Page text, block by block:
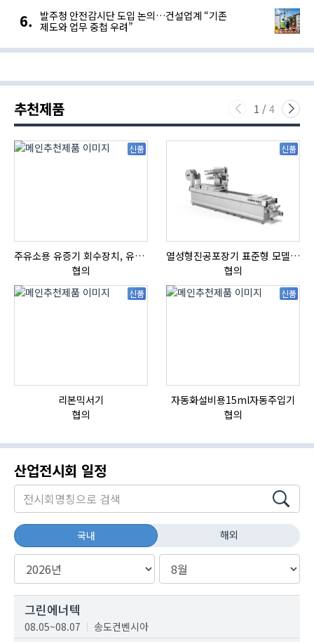
발주청 안전감시단 도입 논의…건설업계 “기존
제도와 업무 중첩 우려”
추천제품 1 / 4
신품
주유소용 유증기 회수장치, 유증기 회수장치, 방폭형, 방폭형 유증기 회수장치
협의
신품
열성형진공포장기 표준형 모델 OMNIVAC S-200
협의
신품
리본믹서기
협의
신품
자동화설비용15ml자동주입기
협의
산업전시회 일정
국내 해외
그린에너텍
08.05~08.07 송도컨벤시아